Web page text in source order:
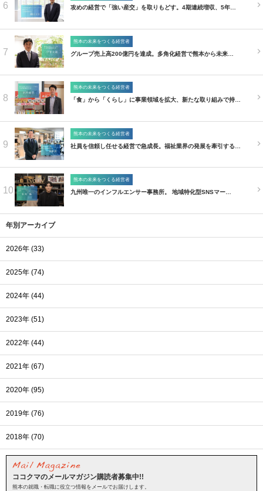
6 攻めの経営で「強い産交」を取りもどす。4期連続増収、5年…
7
熊本の未来をつくる経営者
グループ売上高200億円を達成。多角化経営で熊本から未来…
8
熊本の未来をつくる経営者
「食」から「くらし」に事業領域を拡大、新たな取り組みで持…
9
熊本の未来をつくる経営者
社員を信頼し任せる経営で急成長。福祉業界の発展を牽引する…
10
熊本の未来をつくる経営者
九州唯一のインフルエンサー事務所。 地域特化型SNSマー…
年別アーカイブ
2026年 (33)
2025年 (74)
2024年 (44)
2023年 (51)
2022年 (44)
2021年 (67)
2020年 (95)
2019年 (76)
2018年 (70)
ココクマのメールマガジン購読者募集中!!
熊本の就職・転職に役立つ情報をメールでお届けします。